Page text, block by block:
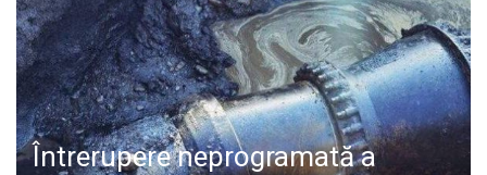
SPORT
SPECIAL
POLITIC
LIFE
Întrerupere neprogramată a